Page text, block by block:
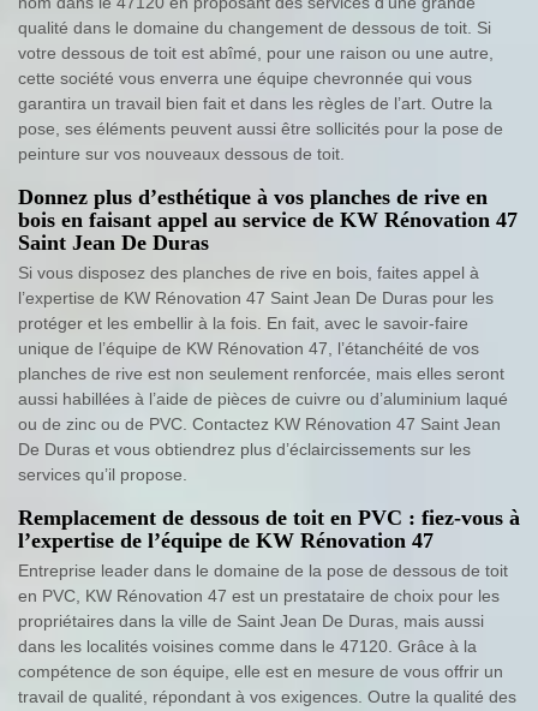
qualité dans le domaine du changement de dessous de toit. Si
votre dessous de toit est abîmé, pour une raison ou une autre,
cette société vous enverra une équipe chevronnée qui vous
garantira un travail bien fait et dans les règles de l’art. Outre la
pose, ses éléments peuvent aussi être sollicités pour la pose de
peinture sur vos nouveaux dessous de toit.
Donnez plus d’esthétique à vos planches de rive en
bois en faisant appel au service de KW Rénovation 47
Saint Jean De Duras
Si vous disposez des planches de rive en bois, faites appel à
l’expertise de KW Rénovation 47 Saint Jean De Duras pour les
protéger et les embellir à la fois. En fait, avec le savoir-faire
unique de l’équipe de KW Rénovation 47, l’étanchéité de vos
planches de rive est non seulement renforcée, mais elles seront
aussi habillées à l’aide de pièces de cuivre ou d’aluminium laqué
ou de zinc ou de PVC. Contactez KW Rénovation 47 Saint Jean
De Duras et vous obtiendrez plus d’éclaircissements sur les
services qu’il propose.
Remplacement de dessous de toit en PVC : fiez-vous à
l’expertise de l’équipe de KW Rénovation 47
Entreprise leader dans le domaine de la pose de dessous de toit
en PVC, KW Rénovation 47 est un prestataire de choix pour les
propriétaires dans la ville de Saint Jean De Duras, mais aussi
dans les localités voisines comme dans le 47120. Grâce à la
compétence de son équipe, elle est en mesure de vous offrir un
travail de qualité, répondant à vos exigences. Outre la qualité des